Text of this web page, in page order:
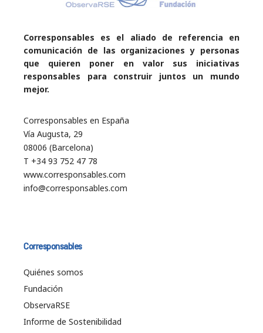
Corresponsables es el aliado de referencia en
comunicación de las organizaciones y personas
que quieren poner en valor sus iniciativas
responsables para construir juntos un mundo
mejor.
Corresponsables en España
Vía Augusta, 29
08006 (Barcelona)
T +34 93 752 47 78
www.corresponsables.com
info@corresponsables.com
Corresponsables
Quiénes somos
Fundación
ObservaRSE
Informe de Sostenibilidad